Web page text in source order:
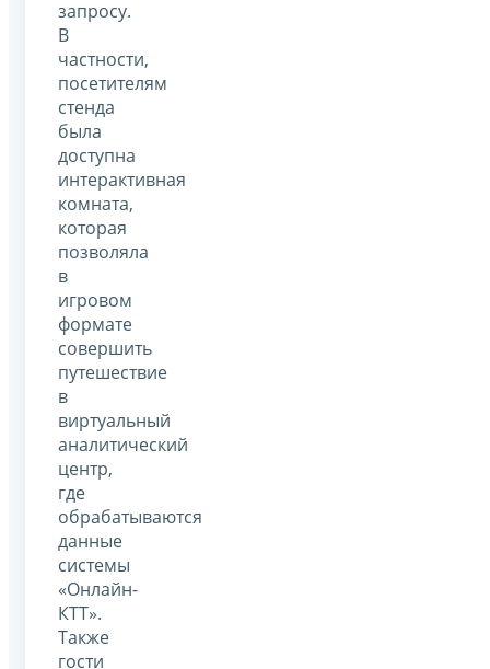
запросу.
В
частности,
посетителям
стенда
была
доступна
интерактивная
комната,
которая
позволяла
в
игровом
формате
совершить
путешествие
в
виртуальный
аналитический
центр,
где
обрабатываются
данные
системы
«Онлайн-
КТТ».
Также
гости